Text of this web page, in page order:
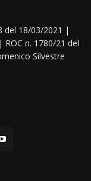
del 18/03/2021 |
ROC n. 1780/21 del
Silvestre